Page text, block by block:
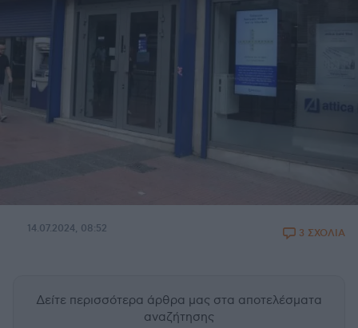
14.07.2024, 08:52 3 ΣΧΟΛΙΑ
Δείτε περισσότερα άρθρα μας στα αποτελέσματα
αναζήτησης